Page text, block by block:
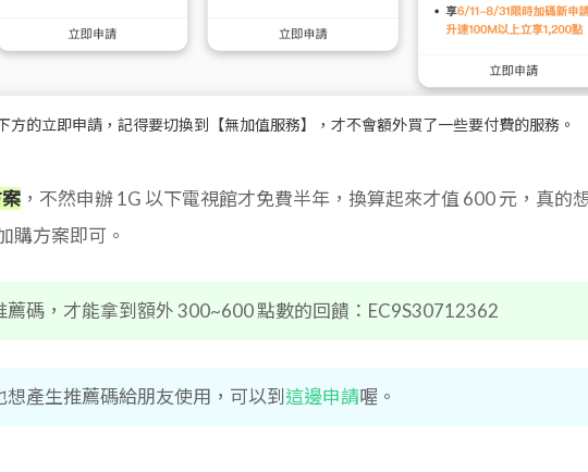
方的立即申請，記得要切換到【無加值服務】，才不會額外買了一些要付費的服務。
，不然申辦 1G 以下電視館才免費半年，換算起來才值 600 元，真的
購方案即可。
碼，才能拿到額外 300~600 點數的回饋：EC9S30712362
產生推薦碼給朋友使用，可以到這邊申請喔。